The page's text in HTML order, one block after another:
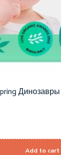
Add to cart